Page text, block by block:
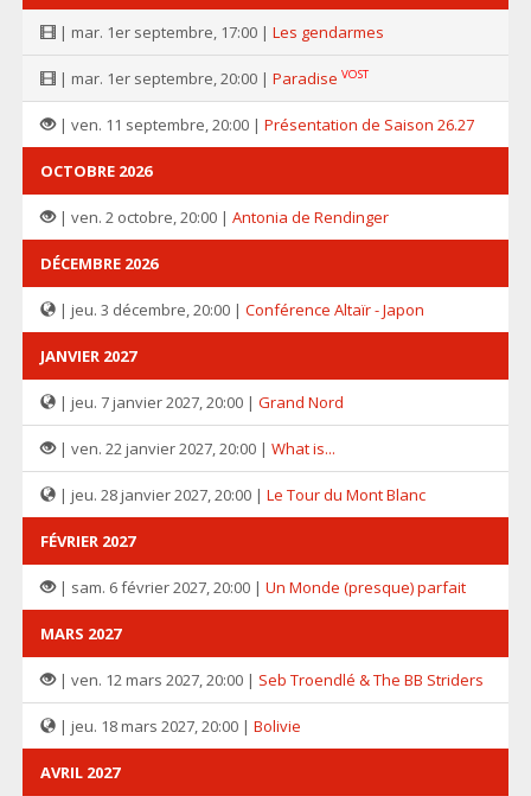
| mar. 1er septembre, 17:00 | Les gendarmes
| mar. 1er septembre, 20:00 | Paradise VOST
| ven. 11 septembre, 20:00 | Présentation de Saison 26.27
OCTOBRE 2026
| ven. 2 octobre, 20:00 | Antonia de Rendinger
DÉCEMBRE 2026
| jeu. 3 décembre, 20:00 | Conférence Altaïr - Japon
JANVIER 2027
| jeu. 7 janvier 2027, 20:00 | Grand Nord
| ven. 22 janvier 2027, 20:00 | What is...
| jeu. 28 janvier 2027, 20:00 | Le Tour du Mont Blanc
FÉVRIER 2027
| sam. 6 février 2027, 20:00 | Un Monde (presque) parfait
MARS 2027
| ven. 12 mars 2027, 20:00 | Seb Troendlé & The BB Striders
| jeu. 18 mars 2027, 20:00 | Bolivie
AVRIL 2027